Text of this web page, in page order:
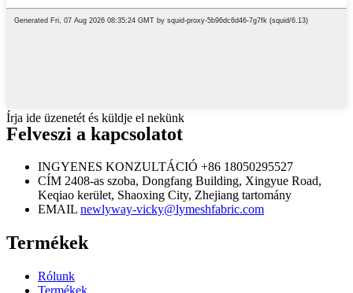
Írja ide üzenetét és küldje el nekünk
Felveszi a kapcsolatot
INGYENES KONZULTÁCIÓ +86 18050295527
CÍM 2408-as szoba, Dongfang Building, Xingyue Road,
Keqiao kerület, Shaoxing City, Zhejiang tartomány
EMAIL newlyway-vicky@lymeshfabric.com
Termékek
Rólunk